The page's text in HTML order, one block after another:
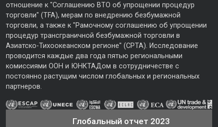
отношение к "Соглашению ВТО об упрощении процедур
торговли" (TFA), мерам по внедрению безбумажной
торговли, а также к "Рамочному соглашению об упрощении
процедур трансграничной безбумажной торговли в
Азиатско-Тихоокеанском регионе" (CPTA). Исследование
проводится каждые два года пятью региональными
комиссиями ООН и ЮНКТАДом в сотрудничестве с
постоянно растущим числом глобальных и региональных
партнеров.
Глобальный отчет 2023